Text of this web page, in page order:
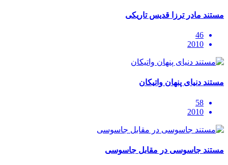
مستند مادر ترزا قدیس تاریکی
46
2010
مستند دنیای پنهان واتیکان
58
2010
مستند جاسوسی در مقابل جاسوسی